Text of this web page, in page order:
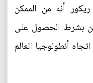
أنه من الممكن
بشرط الحصول على
أنطولوجيا العالم